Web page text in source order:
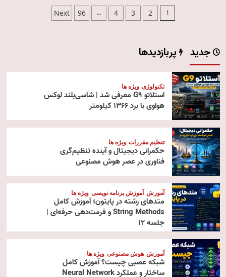
صفحه‌بندی
1
2
3
4
…
96
Next
جدید پربازدیدها
تکنولوژی ویژه ها
استلاتو G9 معرفی شد | شاسی‌بلند لوکس
هواوی با برد ۱۳۶۶ کیلومتر
تنظیم مقررات ویژه ها
حکمرانی دیجیتال و آینده تنظیم‌گری
فناوری در عصر هوش مصنوعی
آموزش آموزش برنامه نویسی ویژه ها
متدهای رشته در پایتون؛ آموزش کامل
String Methods و فرمت‌دهی حرفه‌ای |
جلسه ۱۲
آموزش هوش مصنوعی ویژه ها
شبکه عصبی چیست؟ آموزش کامل
ساختار و عملکرد Neural Network